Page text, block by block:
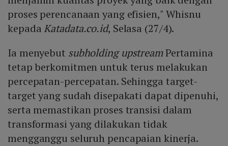
proses perencanaan yang efisien," Whisnu
kepada Katadata.co.id, Selasa (27/4).
Ia menyebut subholding upstreamPertamina
tetap berkomitmen untuk terus melakukan
percepatan-percepatan. Sehingga target-
target yang sudah disepakati dapat dipenuhi,
serta memastikan proses transisi dalam
transformasi yang dilakukan tidak
mengganggu seluruh pencapaian kinerja.